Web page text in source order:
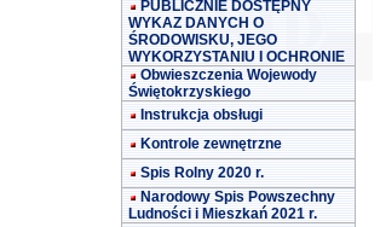
PUBLICZNIE DOSTĘPNY
WYKAZ DANYCH O
ŚRODOWISKU, JEGO
WYKORZYSTANIU I OCHRONIE
Obwieszczenia Wojewody
Świętokrzyskiego
Instrukcja obsługi
Kontrole zewnętrzne
Spis Rolny 2020 r.
Narodowy Spis Powszechny
Ludności i Mieszkań 2021 r.